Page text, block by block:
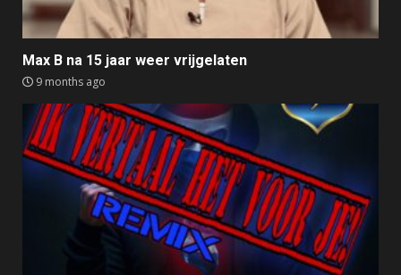
Max B na 15 jaar weer vrijgelaten
9 months ago